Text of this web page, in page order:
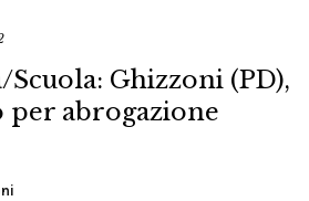
Scuola: Ghizzoni (PD),
per abrogazione